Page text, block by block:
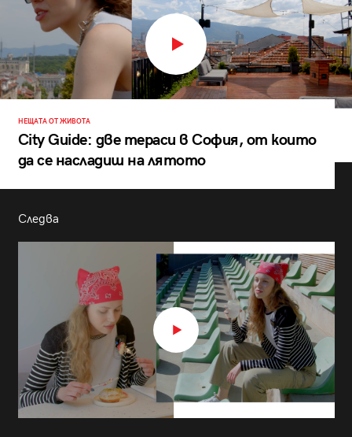
НЕЩАТА ОТ ЖИВОТА
City Guide: две тераси в София, от които
да се насладиш на лятото
Следва